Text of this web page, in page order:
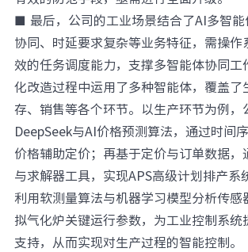
■ 最后，公司的工业场景结合了AI多智
协同、时延要求复杂等业务特征，需操作
效的任务调度能力，支撑多智能体协同工
化改造过程中运用了多种智能体，覆盖了
存、销售等各个环节。以生产环节为例，
DeepSeek与AI价格预测算法，通过时间
价格辅助定价；再基于定价与订单数据，
与求解器工具，实现APS高级计划排产系
利用软测量算法与机器学习模型分析传感
拟气化炉关键运行参数，为工业控制系统
支持，从而实现对生产过程的智能控制。